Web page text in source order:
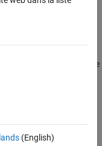
bandwidth (in hertz) of the
width.
waveform object.
(English)